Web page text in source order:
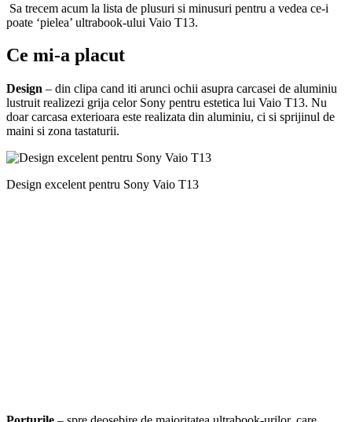
Sa trecem acum la lista de plusuri si minusuri pentru a vedea ce-i
poate ‘pielea’ ultrabook-ului Vaio T13.
Ce mi-a placut
Design – din clipa cand iti arunci ochii asupra carcasei de aluminiu
lustruit realizezi grija celor Sony pentru estetica lui Vaio T13. Nu
doar carcasa exterioara este realizata din aluminiu, ci si sprijinul de
maini si zona tastaturii.
Design excelent pentru Sony Vaio T13